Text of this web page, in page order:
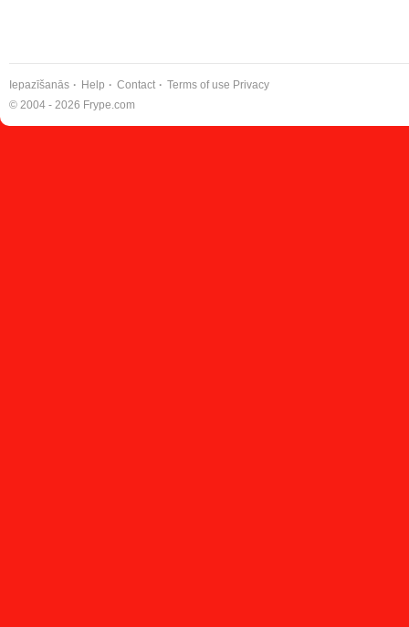
Iepazīšanās Help Contact Terms of use Privacy
© 2004 - 2026 Frype.com